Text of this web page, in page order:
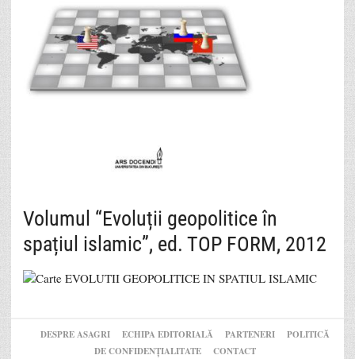
Volumul “Evoluții geopolitice în
spațiul islamic”, ed. TOP FORM, 2012
DESPRE ASAGRI ECHIPA EDITORIALĂ PARTENERI
POLITICĂ
DE CONFIDENȚIALITATE
CONTACT